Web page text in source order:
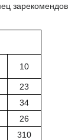
10
23
34
26
310